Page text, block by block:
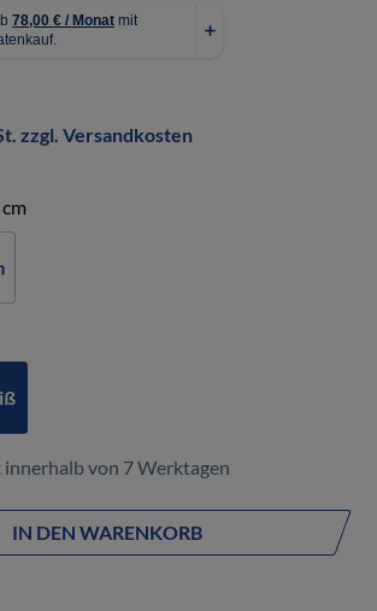
zzgl. Versandkosten
von 7 Werktagen
IN DEN WARENKORB